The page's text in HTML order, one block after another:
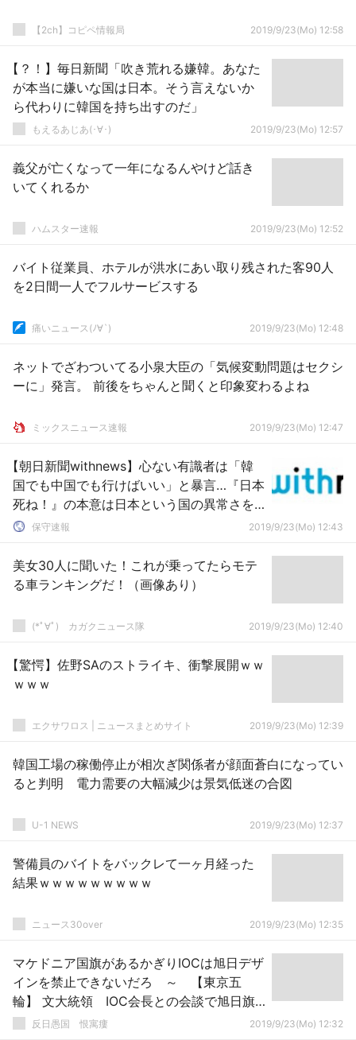
【2ch】コピペ情報局 2019/9/23(Mo) 12:58
【？！】毎日新聞「吹き荒れる嫌韓。あなた
が本当に嫌いな国は日本。そう言えないか
ら代わりに韓国を持ち出すのだ」
もえるあじあ(･∀･) 2019/9/23(Mo) 12:57
義父が亡くなって一年になるんやけど話き
いてくれるか
ハムスター速報 2019/9/23(Mo) 12:52
バイト従業員、ホテルが洪水にあい取り残された客90人
を2日間一人でフルサービスする
痛いニュース(ﾉ∀`) 2019/9/23(Mo) 12:48
ネットでざわついてる小泉大臣の「気候変動問題はセクシ
ーに」発言。 前後をちゃんと聞くと印象変わるよね
ミックスニュース速報 2019/9/23(Mo) 12:47
【朝日新聞withnews】心ない有識者は「韓
国でも中国でも行けばいい」と暴言…『日本
死ね！』の本意は日本という国の異常さを
告発しているのである
保守速報 2019/9/23(Mo) 12:43
美女30人に聞いた！これが乗ってたらモテ
る車ランキングだ！（画像あり）
(*ﾟ∀ﾟ)ゞカガクニュース隊 2019/9/23(Mo) 12:40
【驚愕】佐野SAのストライキ、衝撃展開ｗｗ
ｗｗｗ
エクサワロス | ニュースまとめサイト 2019/9/23(Mo) 12:39
韓国工場の稼働停止が相次ぎ関係者が顔面蒼白になってい
ると判明 電力需要の大幅減少は景気低迷の合図
U-1 NEWS 2019/9/23(Mo) 12:37
警備員のバイトをバックレて一ヶ月経った
結果ｗｗｗｗｗｗｗｗｗ
ニュース30over 2019/9/23(Mo) 12:35
マケドニア国旗があるかぎりIOCは旭日デザ
インを禁止できないだろ ～ 【東京五
輪】 文大統領 IOC会長との会談で旭日旗
使用に懸念表明へ
反日愚国 恨寓瘻 2019/9/23(Mo) 12:32